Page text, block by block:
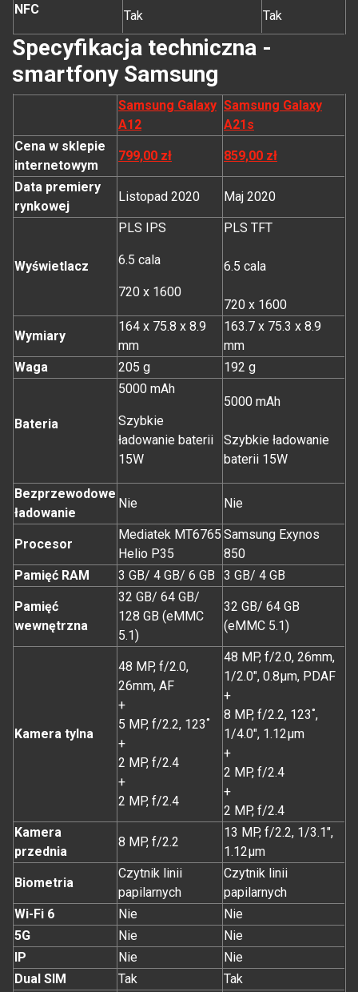
NFC Tak Tak
Specyfikacja techniczna -
smartfony Samsung
Samsung Galaxy
A12
Samsung Galaxy
A21s
Cena w sklepie
internetowym
799,00 zł 859,00 zł
Data premiery
rynkowej
Listopad 2020 Maj 2020
Wyświetlacz
PLS IPS
6.5 cala
720 x 1600
PLS TFT
6.5 cala
720 x 1600
Wymiary
164 x 75.8 x 8.9
mm
163.7 x 75.3 x 8.9
mm
Waga
205 g 192 g
Bateria
5000 mAh
Szybkie
ładowanie baterii
15W
5000 mAh
Szybkie ładowanie
baterii 15W
Bezprzewodowe
ładowanie
Nie Nie
Procesor
Mediatek MT6765
Helio P35
Samsung Exynos
850
Pamięć RAM
3 GB/ 4 GB/ 6 GB 3 GB/ 4 GB
Pamięć
wewnętrzna
32 GB/ 64 GB/
128 GB (eMMC
5.1)
32 GB/ 64 GB
(eMMC 5.1)
Kamera tylna
48 MP, f/2.0,
26mm, AF
+
5 MP, f/2.2, 123˚
+
2 MP, f/2.4
+
2 MP, f/2.4
48 MP, f/2.0, 26mm,
1/2.0", 0.8µm, PDAF
+
8 MP, f/2.2, 123˚,
1/4.0", 1.12µm
+
2 MP, f/2.4
+
2 MP, f/2.4
Kamera
przednia
8 MP, f/2.2
13 MP, f/2.2, 1/3.1",
1.12µm
Biometria
Czytnik linii
papilarnych
Czytnik linii
papilarnych
Wi-Fi 6
Nie
Nie
5G
Nie
Nie
IP
Nie
Nie
Dual SIM
Tak
Tak